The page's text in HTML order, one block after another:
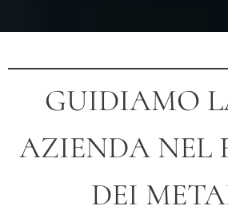
GUIDIAMO
AZIENDA NEL
DEI